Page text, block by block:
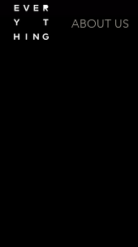
ABOUT US